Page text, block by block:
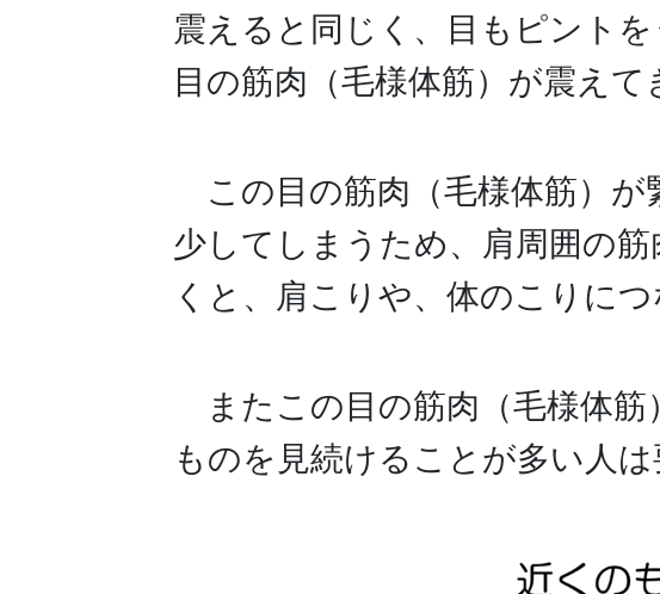
震えると同じく、目もピント
目の筋肉（毛様体筋）が震えて
この目の筋肉（毛様体筋）
少してしまうため、肩周囲の
くと、肩こりや、体のこりに
またこの目の筋肉（毛様体
ものを見続けることが多い人